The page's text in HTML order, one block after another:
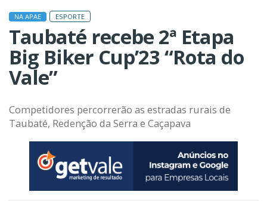
NA APAE ESPORTE
Taubaté recebe 2ª Etapa
Big Biker Cup’23 “Rota do
Vale”
Competidores percorrerão as estradas rurais de
Taubaté, Redenção da Serra e Caçapava